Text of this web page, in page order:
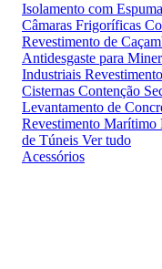
Isolamento com Espuma
Câmaras Frigoríficas
Revestimento de
Antidesgaste para
Industriais
Cisternas Contenção
Levantamento de
Revestimento Marítimo
de Túneis Ver tudo
Acessórios